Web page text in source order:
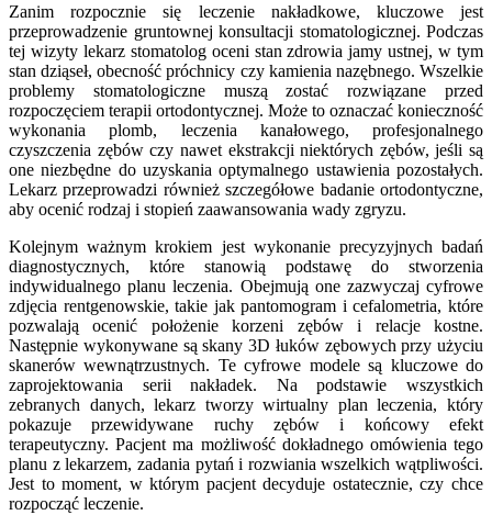
Zanim rozpocznie się leczenie nakładkowe, kluczowe jest
przeprowadzenie gruntownej konsultacji stomatologicznej. Podczas
tej wizyty lekarz stomatolog oceni stan zdrowia jamy ustnej, w tym
stan dziąseł, obecność próchnicy czy kamienia nazębnego. Wszelkie
problemy stomatologiczne muszą zostać rozwiązane przed
rozpoczęciem terapii ortodontycznej. Może to oznaczać konieczność
wykonania plomb, leczenia kanałowego, profesjonalnego
czyszczenia zębów czy nawet ekstrakcji niektórych zębów, jeśli są
one niezbędne do uzyskania optymalnego ustawienia pozostałych.
Lekarz przeprowadzi również szczegółowe badanie ortodontyczne,
aby ocenić rodzaj i stopień zaawansowania wady zgryzu.
Kolejnym ważnym krokiem jest wykonanie precyzyjnych badań
diagnostycznych, które stanowią podstawę do stworzenia
indywidualnego planu leczenia. Obejmują one zazwyczaj cyfrowe
zdjęcia rentgenowskie, takie jak pantomogram i cefalometria, które
pozwalają ocenić położenie korzeni zębów i relacje kostne.
Następnie wykonywane są skany 3D łuków zębowych przy użyciu
skanerów wewnątrzustnych. Te cyfrowe modele są kluczowe do
zaprojektowania serii nakładek. Na podstawie wszystkich
zebranych danych, lekarz tworzy wirtualny plan leczenia, który
pokazuje przewidywane ruchy zębów i końcowy efekt
terapeutyczny. Pacjent ma możliwość dokładnego omówienia tego
planu z lekarzem, zadania pytań i rozwiania wszelkich wątpliwości.
Jest to moment, w którym pacjent decyduje ostatecznie, czy chce
rozpocząć leczenie.